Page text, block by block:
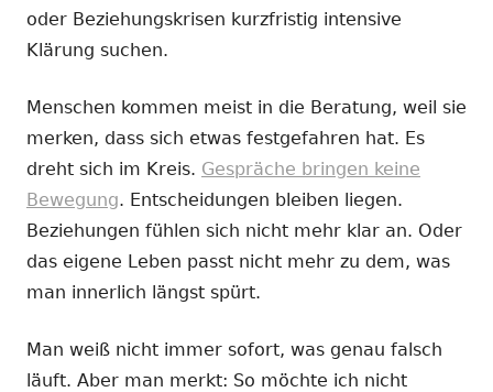
oder Beziehungskrisen kurzfristig intensive
Klärung suchen.
Menschen kommen meist in die Beratung, weil sie
merken, dass sich etwas festgefahren hat. Es
dreht sich im Kreis. Gespräche bringen keine
Bewegung. Entscheidungen bleiben liegen.
Beziehungen fühlen sich nicht mehr klar an. Oder
das eigene Leben passt nicht mehr zu dem, was
man innerlich längst spürt.
Man weiß nicht immer sofort, was genau falsch
läuft. Aber man merkt: So möchte ich nicht